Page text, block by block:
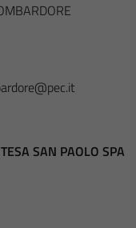
SAN PAOLO SPA